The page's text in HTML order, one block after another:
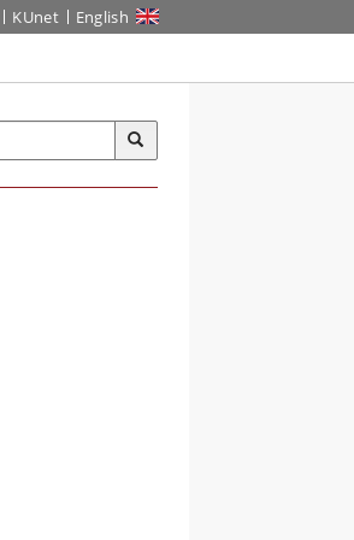
KUnet English